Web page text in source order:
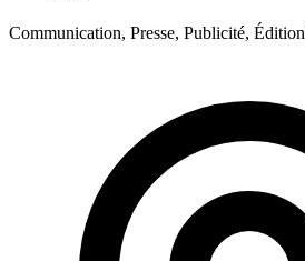
Communication, Presse, Publicité, Édition